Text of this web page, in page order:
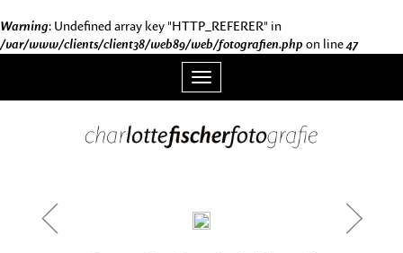
Warning: Undefined array key "HTTP_REFERER" in
/var/www/clients/client38/web89/web/fotografien.php on line47
Toggle